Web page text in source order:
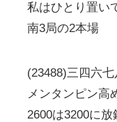
私はひとり置い
南3局の2本場
(23488)三四六
メンタンピン高
2600は3200に放